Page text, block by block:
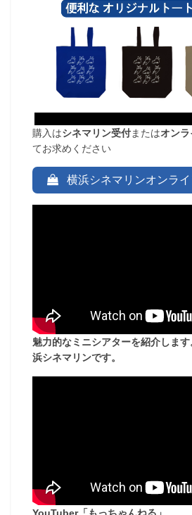
購入はシネマリン受付またはオン
てお求めください
横浜シネマリンオンラ
魅力的なミニシアターを紹介しま
浜シネマリンです。